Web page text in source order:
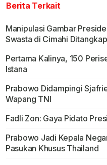
Berita Terkait
Manipulasi Gambar
Swasta di Cimahi Ditangkap
Pertama Kalinya, 150
Istana
Prabowo Didampingi
Wapang TNI
Fadli Zon: Gaya Pidato
Prabowo Jadi Kepala
Pasukan Khusus Thailand